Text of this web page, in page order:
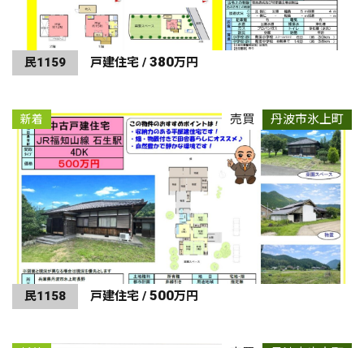
民1159 戸建住宅 / 380万円
新着 売買 丹波市氷上町
民1158 戸建住宅 / 500万円